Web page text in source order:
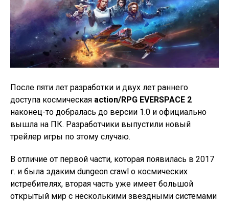
После пяти лет разработки и двух лет раннего
доступа космическая action/RPG EVERSPACE 2
наконец-то добралась до версии 1.0 и официально
вышла на ПК. Разработчики выпустили новый
трейлер игры по этому случаю.
В отличие от первой части, которая появилась в 2017
г. и была эдаким dungeon crawl о космических
истребителях, вторая часть уже имеет большой
открытый мир с несколькими звездными системами